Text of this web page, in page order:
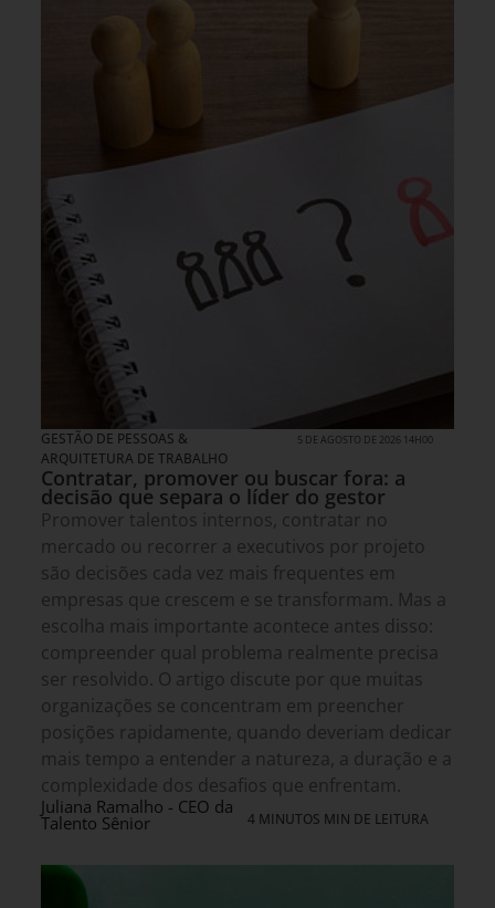
GESTÃO DE PESSOAS &
ARQUITETURA DE TRABALHO
5 DE AGOSTO DE 2026 14H00
Contratar, promover ou buscar fora: a
decisão que separa o líder do gestor
Promover talentos internos, contratar no
mercado ou recorrer a executivos por projeto
são decisões cada vez mais frequentes em
empresas que crescem e se transformam. Mas a
escolha mais importante acontece antes disso:
compreender qual problema realmente precisa
ser resolvido. O artigo discute por que muitas
organizações se concentram em preencher
posições rapidamente, quando deveriam dedicar
mais tempo a entender a natureza, a duração e a
complexidade dos desafios que enfrentam.
Juliana Ramalho - CEO da
Talento Sênior 4 MINUTOS MIN DE LEITURA